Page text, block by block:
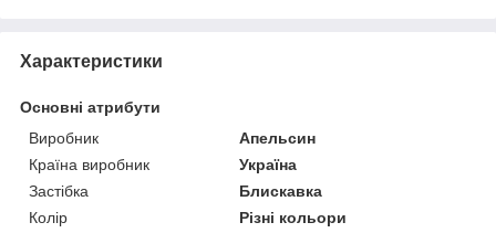
Характеристики
Основні атрибути
Виробник
Апельсин
Країна виробник
Україна
Застібка
Блискавка
Колір
Різні кольори